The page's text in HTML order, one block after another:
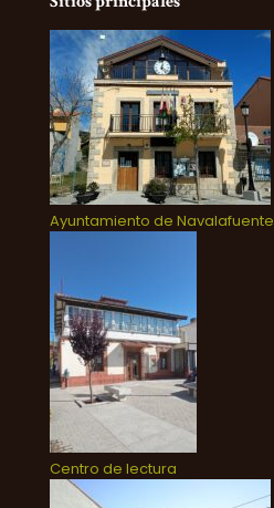
Ayuntamiento de Navalafuente
Centro de lectura